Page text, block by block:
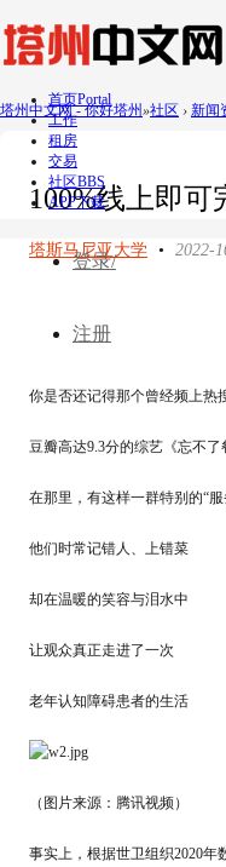
首页Portal
工作
租房
交易
社区BBS
APP下载
登录/
注册
塔州中文网 - 你好塔州»社区 › 新闻
100%线上即
塔斯马尼亚大学 • 2022-
你是否还记得那个曾经频上热
豆瓣高达9.3分的综艺《忘不了
在那里，有这样一群特别的“服
他们时常记错人、上错菜
却在温暖的笑容与泪水中
让观众真正走进了一次
老年认知障碍患者的生活
（图片来源：腾讯视频）
事实上，根据世卫组织2020年